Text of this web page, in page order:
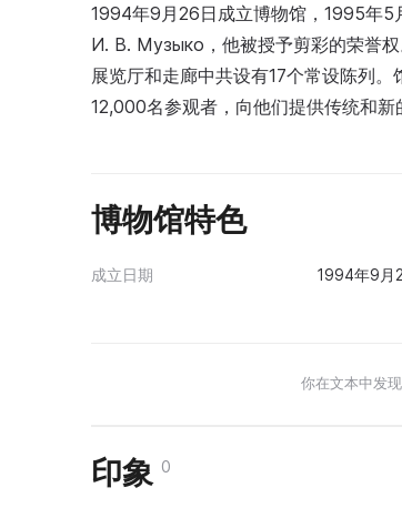
1994年9月26日成立博物馆，1995年5
И. В. Музыко，他被授予剪彩的荣誉权
展览厅和走廊中共设有17个常设陈列
12,000名参观者，向他们提供传统和新
博物馆特色
成立日期 1994年9月
你在文本中发
印象 0